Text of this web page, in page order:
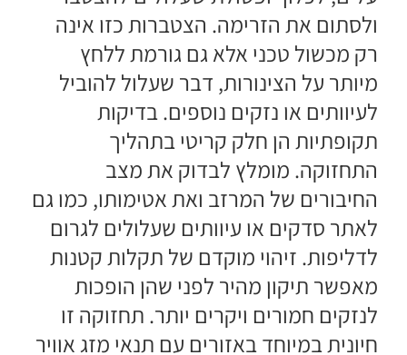
ולסתום את הזרימה. הצטברות כזו אינה
רק מכשול טכני אלא גם גורמת ללחץ
מיותר על הצינורות, דבר שעלול להוביל
לעיוותים או נזקים נוספים. בדיקות
תקופתיות הן חלק קריטי בתהליך
התחזוקה. מומלץ לבדוק את מצב
החיבורים של המרזב ואת אטימותו, כמו גם
לאתר סדקים או עיוותים שעלולים לגרום
לדליפות. זיהוי מוקדם של תקלות קטנות
מאפשר תיקון מהיר לפני שהן הופכות
לנזקים חמורים ויקרים יותר. תחזוקה זו
חיונית במיוחד באזורים עם תנאי מזג אוויר